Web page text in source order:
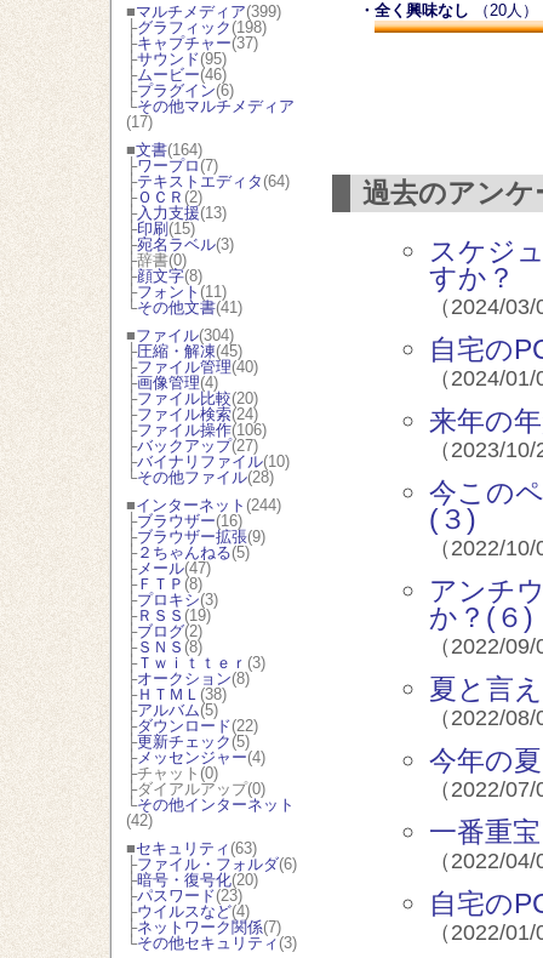
■マルチメディア(399)
├グラフィック (198)
├キャプチャー(37)
├サウンド(95)
├ムービー(46)
├プラグイン(6)
└その他マルチメディア
(17)
■文書(164)
├ワープロ (7)
├テキストエディタ (64)
├ＯＣＲ (2)
├入力支援(13)
├印刷 (15)
├宛名ラベル(3)
├辞書(0)
├顔文字(8)
├フォント (11)
└その他文書(41)
■ファイル(304)
├圧縮・解凍(45)
├ファイル管理(40)
├画像管理(4)
├ファイル比較(20)
├ファイル検索(24)
├ファイル操作(106)
├バックアップ(27)
├バイナリファイル(10)
└その他ファイル(28)
■インターネット (244)
├ブラウザー(16)
├ブラウザー拡張(9)
├２ちゃんねる(5)
├メール(47)
├ＦＴＰ (8)
├プロキシ(3)
├ＲＳＳ (19)
├ブログ(2)
├ＳＮＳ (8)
├Ｔｗｉｔｔｅｒ (3)
├オークション(8)
├ＨＴＭＬ (38)
├アルバム(5)
├ダウンロード(22)
├更新チェック (5)
├メッセンジャー(4)
├チャット(0)
├ダイアルアップ(0)
└その他インターネット
(42)
■セキュリティ (63)
├ファイル・フォルダ(6)
├暗号・復号化(20)
├パスワード(23)
├ウイルスなど(4)
├ネットワーク関係(7)
└その他セキュリティ (3)
・全く興味なし （20人）
過去のアンケ
スケジ
すか？
（2024/
自宅の
（2024/
来年の
（2023/
今この
(３)
（2022/
アンチ
か？(６)
（2022/
夏と言
（2022/
今年の
（2022/
一番重
（2022/
自宅の
（2022/